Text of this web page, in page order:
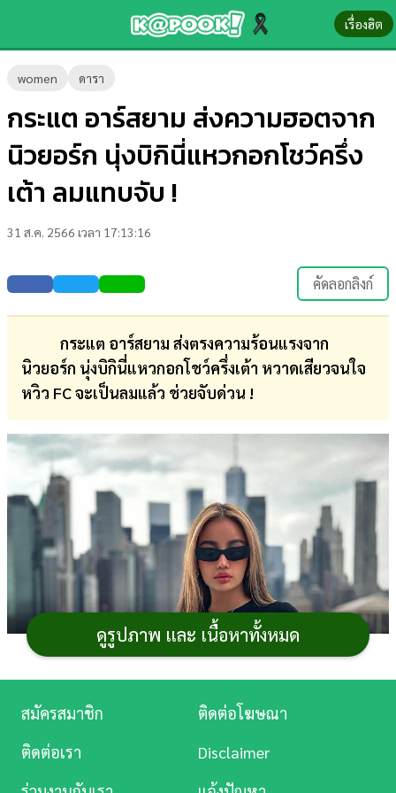
เรื่องฮิต
women ดารา
กระแต อาร์สยาม ส่งความฮอตจาก
นิวยอร์ก นุ่งบิกินี่แหวกอกโชว์ครึ่ง
เต้า ลมแทบจับ !
31 ส.ค. 2566 เวลา 17:13:16
คัดลอกลิงก์
กระแต อาร์สยาม ส่งตรงความร้อนแรงจาก
นิวยอร์ก นุ่งบิกินี่แหวกอกโชว์ครึ่งเต้า หวาดเสียวจนใจ
หวิว FC จะเป็นลมแล้ว ช่วยจับด่วน !
ดูรูปภาพ และ เนื้อหาทั้งหมด
ข่าว-
ความ
รู้
บันเทิง
ตรวจ
หวย
บอล
สด
เงิน
การ
ศึกษา
บันเทิง
ดู
หนัง
สมัครสมาชิก
ติดต่อโฆษณา
ติดต่อเรา
Disclaimer